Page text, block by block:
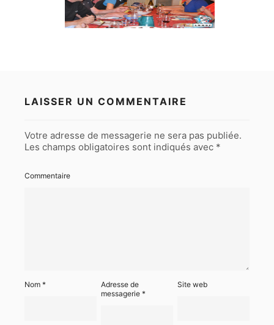
LAISSER UN COMMENTAIRE
Votre adresse de messagerie ne sera pas publiée.
Les champs obligatoires sont indiqués avec *
Commentaire
Nom *
Adresse de
messagerie*
Site web